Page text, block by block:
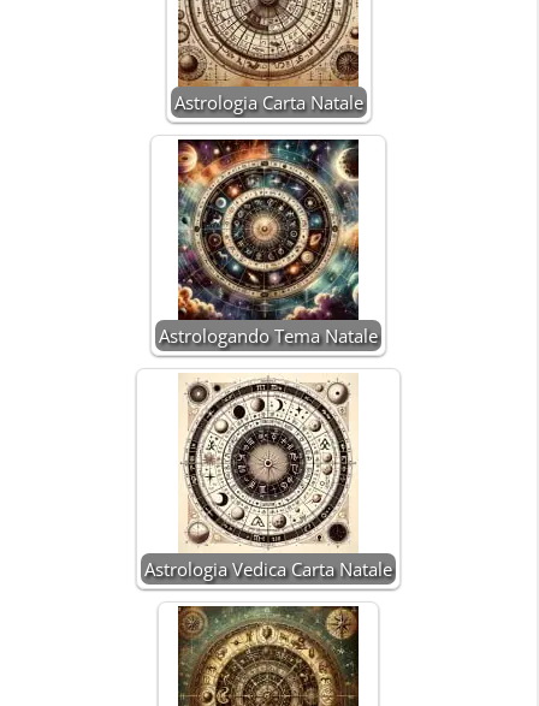
Astrologia Carta Natale
Astrologando Tema Natale
Astrologia Vedica Carta Natale